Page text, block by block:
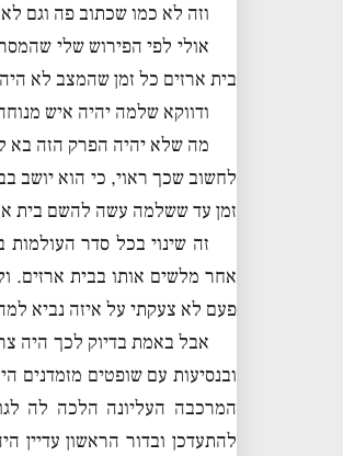
וזה לא כמו שכתוב פה וגם
אולי לפי הפירוש שלי
בית ארזים כל זמן שהמצב לא
ודווקא שלמה יהיה איש מנוחה
מה שלא יהיה הפרק הזה בא
לחשוב שכך ראוי, כי הוא יושב
זמן עד ששלמה עשה להשם בית
זה שינוי בכל סדר
אחר מלשים אותו בבית ארזים.
פעם לא צעקתי על איזה נביא
אבל באמת בדיוק לכך היה
ובנסיעות עם שופטים מזמדנים
המרכבה העליונה הלכה לה
להתעדכן ובדור הראשון